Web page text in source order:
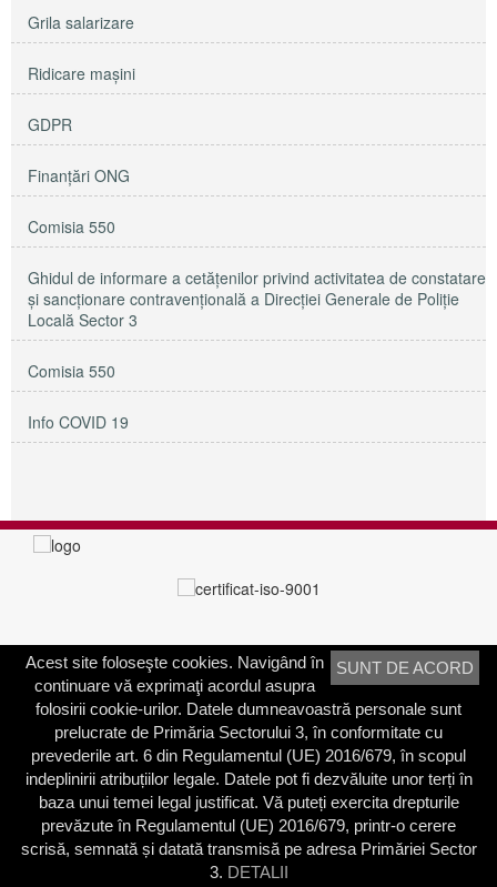
Grila salarizare
Ridicare maşini
GDPR
Finanțări ONG
Comisia 550
Ghidul de informare a cetățenilor privind activitatea de constatare
și sancționare contravențională a Direcției Generale de Poliție
Locală Sector 3
Comisia 550
Info COVID 19
PRIMĂRIA SECTORULUI 3
Adresa:Calea Dudeşti nr. 191
Bucureşti, Sector 3, România
Contactați-ne
Telefon: 021.318.03.23
Fax: 021.318.03.04
© 2003 - 2026 | Primăria Sectorului 3
SUNT DE ACORD
Acest site foloseşte cookies. Navigând în
continuare vă exprimaţi acordul asupra
folosirii cookie-urilor. Datele dumneavoastră personale sunt
prelucrate de Primăria Sectorului 3, în conformitate cu
prevederile art. 6 din Regulamentul (UE) 2016/679, în scopul
indeplinirii atribuțiilor legale. Datele pot fi dezvăluite unor terți în
baza unui temei legal justificat. Vă puteți exercita drepturile
prevăzute în Regulamentul (UE) 2016/679, printr-o cerere
scrisă, semnată și datată transmisă pe adresa Primăriei Sector
3. DETALII